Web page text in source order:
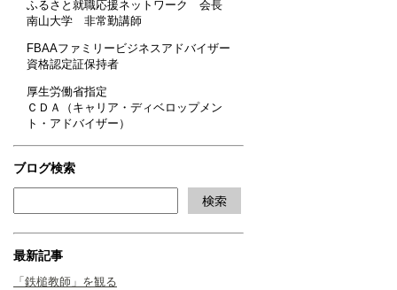
ふるさと就職応援ネットワーク 会長
南山大学 非常勤講師
FBAAファミリービジネスアドバイザー
資格認定証保持者
厚生労働省指定
ＣＤＡ（キャリア・ディベロップメン
ト・アドバイザー）
ブログ検索
最新記事
「鉄槌教師」を観る